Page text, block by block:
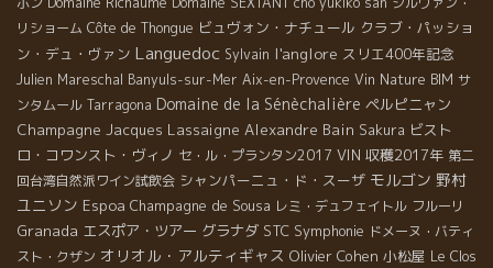
リショーム Côte de Thongue ビュヴォン・ナチュール クラブ・パッショ
ン・デュ・ヴァン Languedoc Sylvain l'anglore スリエ400年記念
Julien Mareschal Banyuls-sur-Mer Aix-en-Provence Vin Nature BIM サ
ンタムール Tarragona Domaine de la Sénèchalière ペルピニャン
Champagne Jacques Lassaigne Alexandre Bain Sakura ビスト
ロ・コワンスト・ヴィノ セ・ル・プランタン2017 VIN 収穫2017年 第二
回台湾自然派ワイン試飲会 シャンパーニュ・ド・スーザ モルゴン 野村
ユニソン Espoa Champagne de Sousa レミ・デュフェイトル フルーリ
Granada エスポア・ツアー グラナダ STC Symphonie ドメーヌ・バティ
スト・クザン オリオル・アルティギャス Olivier Cohen 小松屋 Le Clos